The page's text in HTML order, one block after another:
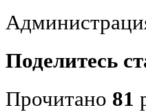
Поделитесь
Прочитано 81